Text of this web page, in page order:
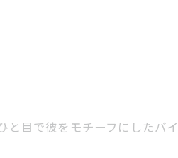
目で彼をモチーフにしたバ